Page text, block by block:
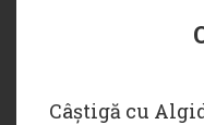
Câștigă cu